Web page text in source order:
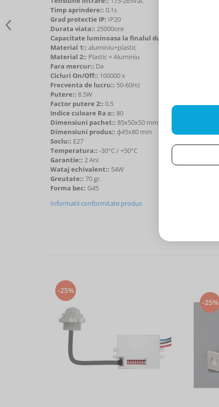
Timp aprindere:: 0.1s
Grad protectie IP: IP20
Durata viata:: 25000ore
Capacitate luminoasa la finalul duratei de viata::
Material 1:: aluminiu+plastic
Material 2:: Plastic + Aluminiu
Fara mercur:: Da
Cicluri On/Off:: 100000 x
Frecventa de lucru:: 50-60Hz
Putere:: 8.5W
Factor putere 2:: 0.5
Indice culoare Ra ≥:: 80
Dimensiuni pachet:: 85x50x50 mm
Dimensiuni produs:: ф45x80 mm
Soclu:: E27
Temperatura:: -30°C / +50°C
Garantie:: 2 Ani
Wataj echivalent:: 54W
Greutate:: 70 gr.
Forma bec: G45
Informatii conformitate produs
-25%
-25%